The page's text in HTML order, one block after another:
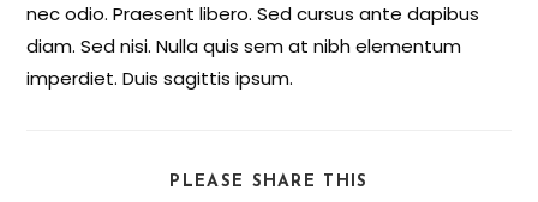
nec odio. Praesent libero. Sed cursus ante dapibus
diam. Sed nisi. Nulla quis sem at nibh elementum
imperdiet. Duis sagittis ipsum.
PLEASE SHARE THIS